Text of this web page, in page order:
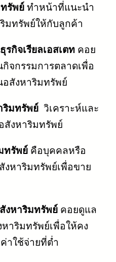
รัพย์ ทำหน้าที่แนะนำ
มทรัพย์ให้กับลูกค้า
กิจเรียลเอสเตท คอย
จกรรมการตลาดเพื่อ
อสังหาริมทรัพย์
ริมทรัพย์ วิเคราะห์และ
สังหาริมทรัพย์
ทรัพย์ คือบุคคลหรือ
หาริมทรัพย์เพื่อขาย
งหาริมทรัพย์ คอยดูแล
าริมทรัพย์เพื่อให้คง
าใช้จ่ายที่ต่ำ